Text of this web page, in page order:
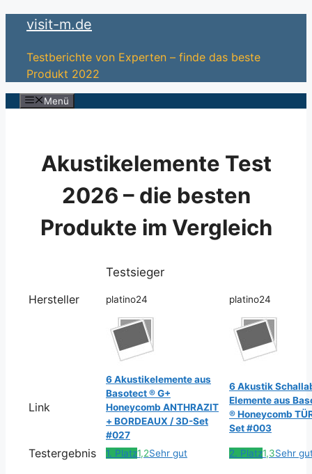
Zum
springen
visit-m.de
Testberichte von Experten – finde das beste
Produkt 2022
Menü
Akustikelemente Test
2026 – die besten
Produkte im Vergleich
Testsieger
Hersteller
platino24 platino24
Link
6 Akustikelemente aus
Basotect ® G+
Honeycomb ANTHRAZIT
+ BORDEAUX / 3D-Set
#027
6 Akustik
Elemente aus
® Honeycomb
Set #003
Testergebnis 1. Platz1,2Sehr gut 2. Platz1,3Sehr